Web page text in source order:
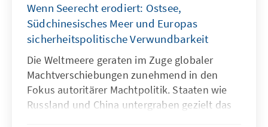
Strukturen passen.
Wenn Seerecht erodiert: Ostsee,
Südchinesisches Meer und Europas
sicherheitspolitische Verwundbarkeit
Die Weltmeere geraten im Zuge globaler
Machtverschiebungen zunehmend in den
Fokus autoritärer Machtpolitik. Staaten wie
Russland und China untergraben gezielt das